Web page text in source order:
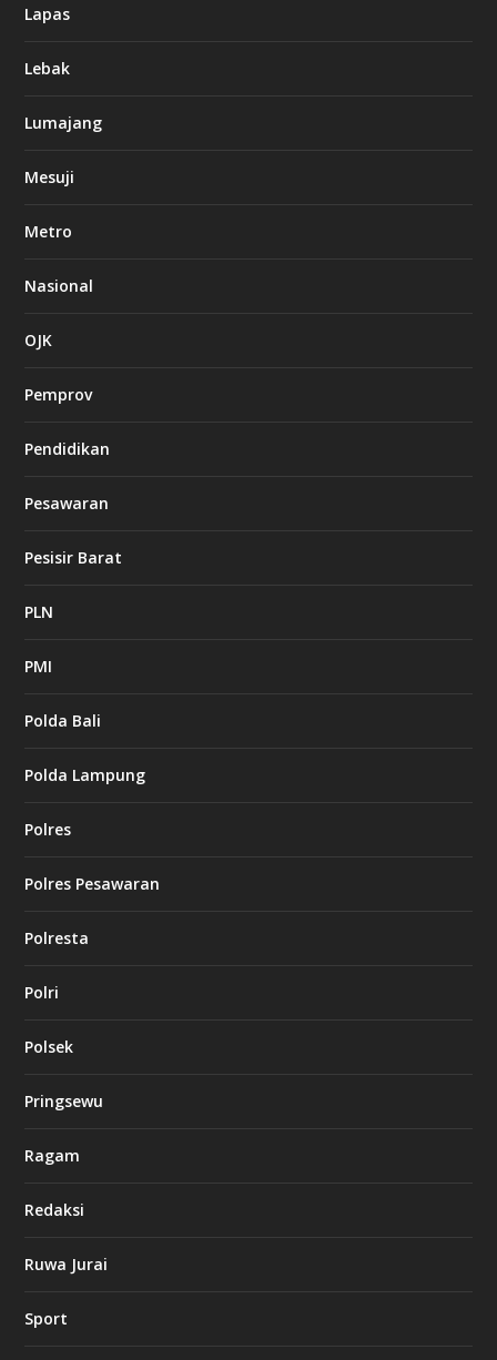
Lapas
Lebak
Lumajang
Mesuji
Metro
Nasional
OJK
Pemprov
Pendidikan
Pesawaran
Pesisir Barat
PLN
PMI
Polda Bali
Polda Lampung
Polres
Polres Pesawaran
Polresta
Polri
Polsek
Pringsewu
Ragam
Redaksi
Ruwa Jurai
Sport